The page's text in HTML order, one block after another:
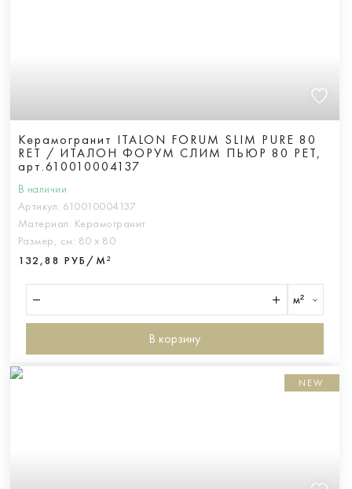
Керамогранит ITALON FORUM SLIM PURE 80
RET / ИТАЛОН ФОРУМ СЛИМ ПЬЮР 80 РЕТ,
арт.610010004137
В наличии
Артикул: 610010004137
Материал: Керамогранит
Размер, см: 80 х 80
132,88 РУБ/М²
м²
В корзину
NEW